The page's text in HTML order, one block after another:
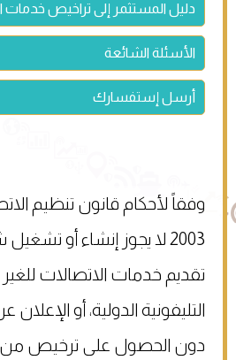
2003 لا يجوز إنشاء أو
تقديم خدمات الاتصالات للغير
التليفونية الدولية، أو
دون الحصول على ترخيص من
دليل المستثمر إلى تراخيص خدمات
الأسئلة الشائعة
أرسل إستفسارك